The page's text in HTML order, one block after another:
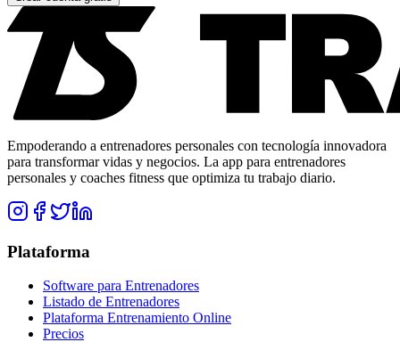
Empoderando a entrenadores personales con tecnología innovadora
para transformar vidas y negocios. La app para entrenadores
personales y coaches fitness que optimiza tu trabajo diario.
Plataforma
Software para Entrenadores
Listado de Entrenadores
Plataforma Entrenamiento Online
Precios